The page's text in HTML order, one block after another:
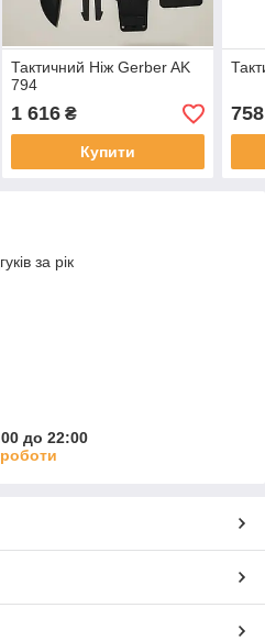
Тактичний Ніж Gerber AK
794
1 616₴
Купити
758
за рік
до 22:00